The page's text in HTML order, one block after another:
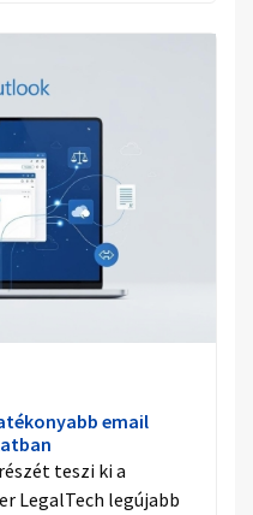
email
teszi ki a
LegalTech legújabb